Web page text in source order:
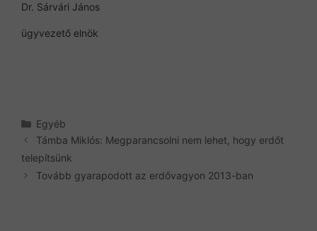
Dr. Sárvári János
ügyvezető elnök
Kategória
Egyéb
Támba Miklós: Megparancsolni nem lehet, hogy erdőt
telepítsünk
Tovább gyarapodott az erdővagyon 2013-ban